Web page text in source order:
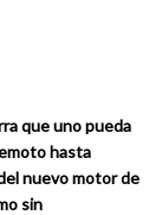
que uno pueda
hasta
nuevo motor de
sin